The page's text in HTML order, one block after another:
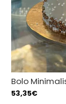
Bolo
53,35€